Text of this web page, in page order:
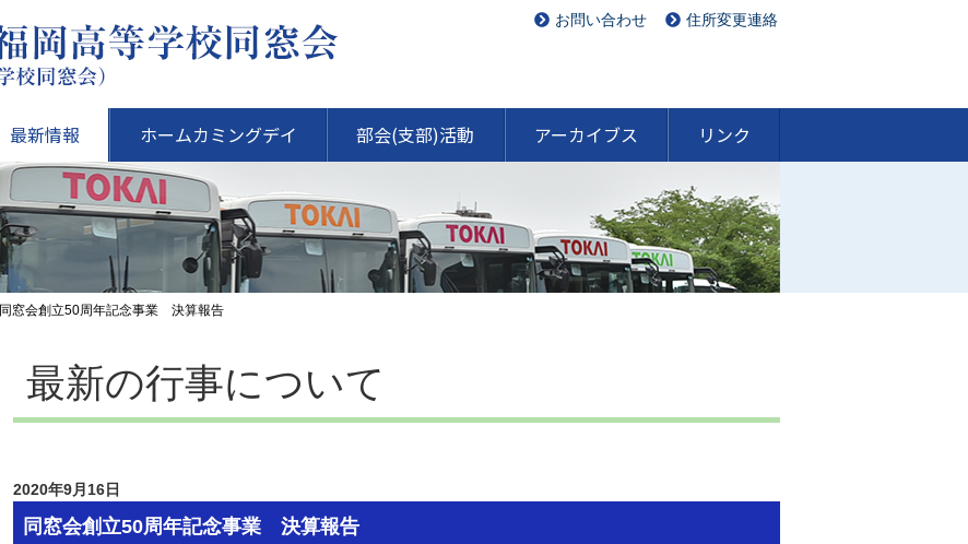
お問い合わせ 住所変更連絡
最新情報 ホームカミングデイ 部会(支部)活動 アーカイブス リンク
同窓会創立50周年記念事業 決算報告
最新の行事について
2020年9月16日
同窓会創立50周年記念事業 決算報告